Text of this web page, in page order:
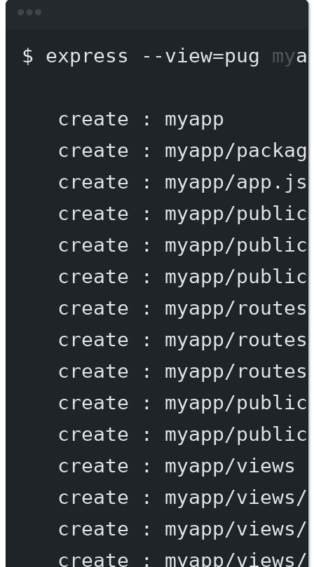
$ express --view=pug
create :
myapp
create
:
myapp/
create
:
myapp/app.js
create
:
myapp/public
create
:
myapp/
create
:
myapp/
create
:
myapp/routes
create
:
myapp/
create
:
myapp/
create
:
myapp/
create
:
myapp/
create
:
myapp/views
create
:
myapp/
create
:
myapp/
create
: myapp/